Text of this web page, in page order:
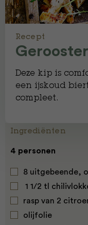
Recept
Deze kip is
een ijskoud
compleet.
Ingrediënten
4 personen
8 uitgebeende,
1 1/2 tl
rasp van 2
olijfolie